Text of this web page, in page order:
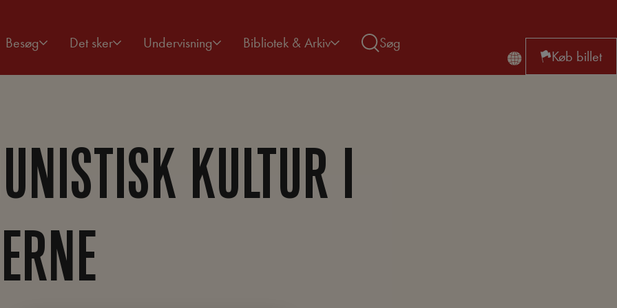
Besøg Det sker Undervisning Bibliotek & Arkiv
Søg
Køb billet
KULTUR I